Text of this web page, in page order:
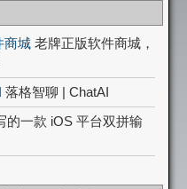
商城 老牌正版软件商城，
落格智聊 | ChatAI
的一款 iOS 平台双拼输